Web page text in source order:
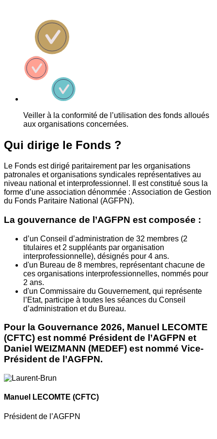
Veiller à la conformité de l’utilisation des fonds alloués
aux organisations concernées.
Qui dirige le Fonds ?
Le Fonds est dirigé paritairement par les organisations
patronales et organisations syndicales représentatives au
niveau national et interprofessionnel. Il est constitué sous la
forme d’une association dénommée : Association de Gestion
du Fonds Paritaire National (AGFPN).
La gouvernance de l’AGFPN est composée :
d’un Conseil d’administration de 32 membres (2
titulaires et 2 suppléants par organisation
interprofessionnelle), désignés pour 4 ans.
d'un Bureau de 8 membres, représentant chacune de
ces organisations interprofessionnelles, nommés pour
2 ans.
d'un Commissaire du Gouvernement, qui représente
l’Etat, participe à toutes les séances du Conseil
d’administration et du Bureau.
Pour la Gouvernance 2026, Manuel LECOMTE
(CFTC) est nommé Président de l’AGFPN et
Daniel WEIZMANN (MEDEF) est nommé Vice-
Président de l’AGFPN.
Manuel LECOMTE (CFTC)
Président de l’AGFPN